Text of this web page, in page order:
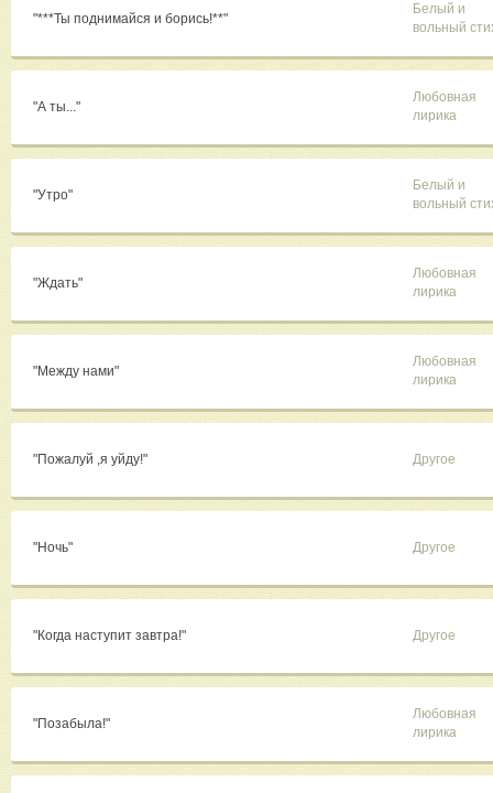
"***Ты поднимайся и борись!**"
Белый и
вольный
"А ты..."
Любовная
лирика
"Утро"
Белый и
вольный
"Ждать"
Любовная
лирика
"Между нами"
Любовная
лирика
"Пожалуй ,я уйду!" Другое
"Ночь" Другое
"Когда наступит завтра!" Другое
"Позабыла!"
Любовная
лирика